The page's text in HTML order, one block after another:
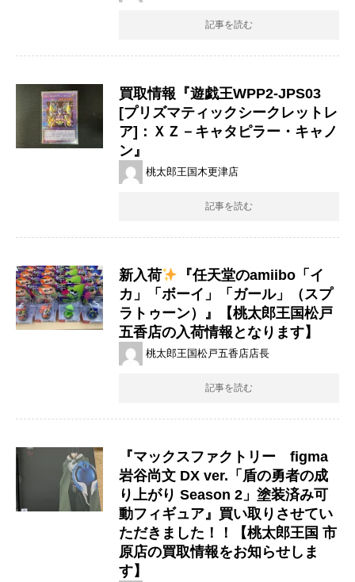
記事を読む
買取情報『遊戯王WPP2-JPS03
[プリズマティックシークレットレ
ア]：ＸＺ－キャタピラー・キャノ
ン』
桃太郎王国木更津店
記事を読む
新入荷
『任天堂のamiibo「イ
カ」「ボーイ」「ガール」（スプ
ラトゥーン）』【桃太郎王国松戸
五香店の入荷情報となります】
桃太郎王国松戸五香店店長
記事を読む
『マックスファクトリー figma
岩谷尚文 DX ver.「盾の勇者の成
り上がり Season 2」塗装済み可
動フィギュア』買い取りさせてい
ただきました！！【桃太郎王国 市
原店の買取情報をお知らせしま
す】